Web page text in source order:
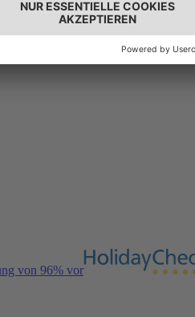
- nur solange der Vorrat reicht
von 96% vor